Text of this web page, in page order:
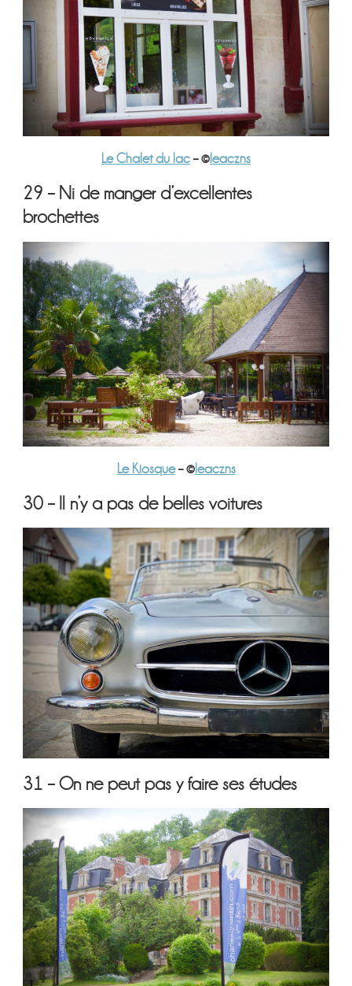
Le Chalet du lac – ©leaczns
29 – Ni de manger d’excellentes
brochettes
Le Kiosque– ©leaczns
30 – Il n’y a pas de belles voitures
31 – On ne peut pas y faire ses études